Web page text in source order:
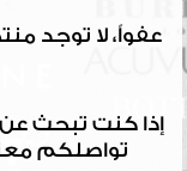
عفواً، لا توجد
إذا كنت تبحث
تواصلكم